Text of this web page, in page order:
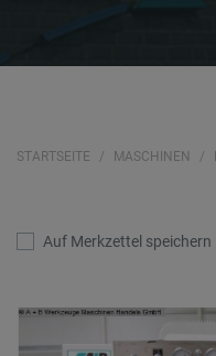
STARTSEITE MASCHINEN
Auf Merkzettel speichern